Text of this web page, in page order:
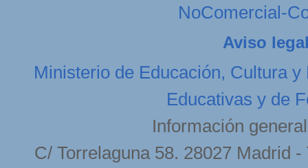
NoComercial-
Aviso
Ministerio de Educación, Cultura y
Educativas y de
Información
C/ Torrelaguna 58. 28027 Madrid